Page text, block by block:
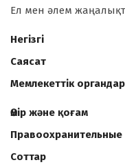
Ел мен әлем
Негізгі
Саясат
Мемлекеттік органдар
Өмір және қоғам
Правоохранительные
Соттар